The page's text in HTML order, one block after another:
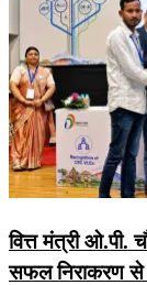
वित्त मंत्री ओ.पी.
सफल निराकरण से